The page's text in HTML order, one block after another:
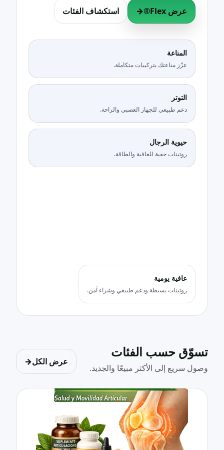
عرض Flex® → استكشاف الفئات
المناعة
عزّز مناعتك بتركيبات متكاملة.
التوتر
دعم طبيعي للجهاز العصبي والراحة.
حيوية الرجال
روتينات خفية للعافية والطاقة.
عافية يومية
روتينات بسيطة ودعم طبيعي وشراء آمن.
تسوّق حسب الفئات
وصول سريع إلى الأكثر مبيعًا والجديد.
عرض الكل→